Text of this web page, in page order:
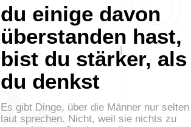
du einige davon
überstanden hast,
bist du stärker, als
du denkst
Es gibt Dinge, über die Männer nur selten
laut sprechen. Nicht, weil sie nichts zu